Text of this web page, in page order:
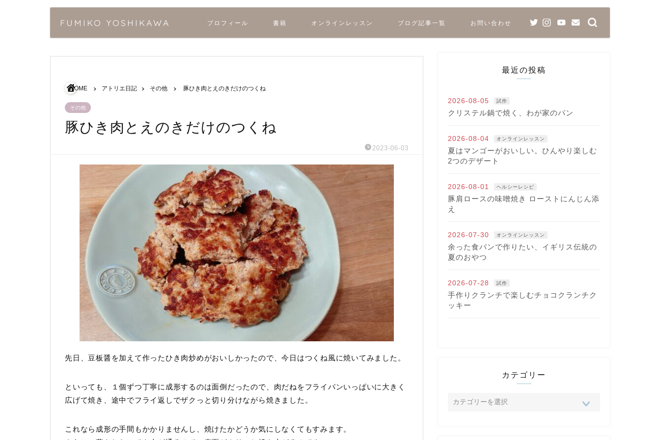
FUMIKO YOSHIKAWA プロフィール 書籍 オンラインレッスン ブログ記事一覧 お問い合わせ
HOME アトリエ日記 その他 豚ひき肉とえのきだけのつくね
その他
豚ひき肉とえのきだけのつくね
2023-06-03
先日、豆板醤を加えて作ったひき肉炒めがおいしかったので、今日はつくね風に焼いてみました。
といっても、１個ずつ丁寧に成形するのは面倒だったので、肉だねをフライパンいっぱいに大きく
広げて焼き、途中でフライ返しでザクっと切り分けながら焼きました。
これなら成形の手間もかかりませんし、焼けたかどうか気にしなくてもすみます。
最近の投稿
2026-08-05 試作
クリステル鍋で焼く、わが家のパン
2026-08-04 オンラインレッスン
夏はマンゴーがおいしい。ひんやり楽しむ
2つのデザート
2026-08-01 ヘルシーレシピ
豚肩ロースの味噌焼き ローストにんじん添
え
2026-07-30 オンラインレッスン
余った食パンで作りたい、イギリス伝統の
夏のおやつ
2026-07-28 試作
手作りクランチで楽しむチョコクランチク
ッキー
カテゴリー